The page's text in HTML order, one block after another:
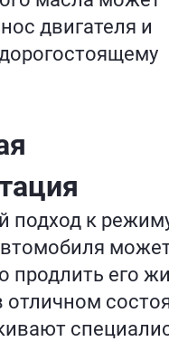
двигателя и
подход к
продлить его
отличном